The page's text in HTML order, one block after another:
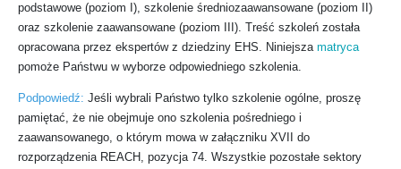
podstawowe (poziom I), szkolenie średniozaawansowane (poziom II)
oraz szkolenie zaawansowane (poziom III). Treść szkoleń została
opracowana przez ekspertów z dziedziny EHS. Niniejsza matryca
pomoże Państwu w wyborze odpowiedniego szkolenia.
Podpowiedź: Jeśli wybrali Państwo tylko szkolenie ogólne, proszę
pamiętać, że nie obejmuje ono szkolenia pośredniego i
zaawansowanego, o którym mowa w załączniku XVII do
rozporządzenia REACH, pozycja 74. Wszystkie pozostałe sektory